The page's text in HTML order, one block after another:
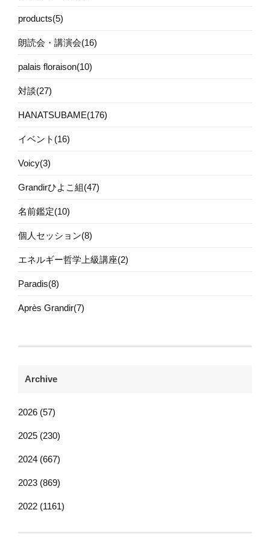
products(5)
朗読会・講演会(16)
palais floraison(10)
対談(27)
HANATSUBAME(176)
イベント(16)
Voicy(3)
Grandirひよこ組(47)
名前鑑定(10)
個人セッション(8)
エネルギー哲学上級講座(2)
Paradis(8)
Après Grandir(7)
Archive
2026 (57)
2025 (230)
2024 (667)
2023 (869)
2022 (1161)